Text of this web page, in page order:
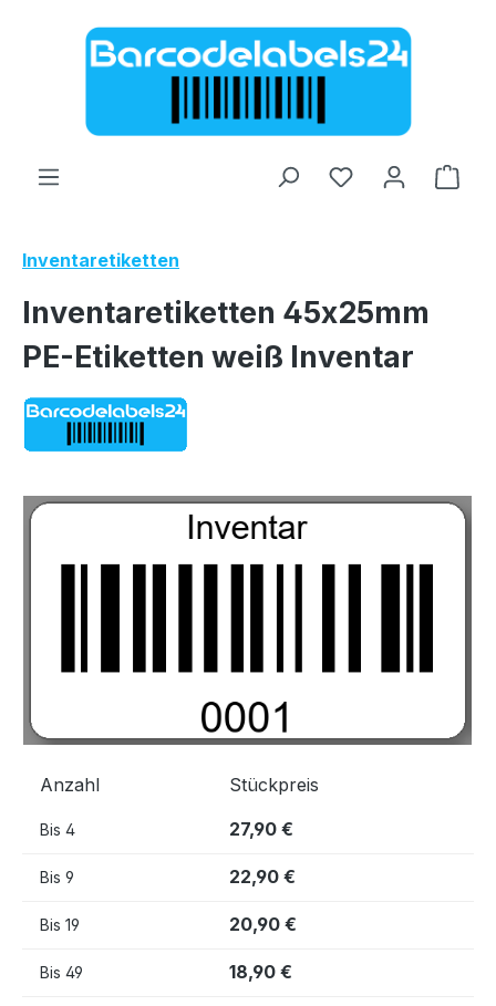
Zum Hauptinhalt springen
Inventaretiketten
Inventaretiketten 45x25mm
PE-Etiketten weiß Inventar
Bildergalerie überspringen
Anzahl Stückpreis
Bis 4 27,90 €
Bis 9 22,90 €
Bis 19 20,90 €
Bis 49 18,90 €